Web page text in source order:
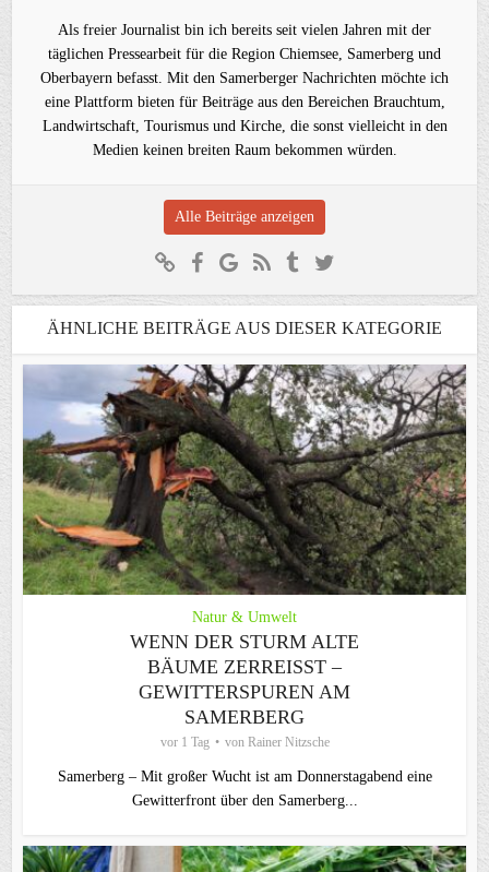
Als freier Journalist bin ich bereits seit vielen Jahren mit der
täglichen Pressearbeit für die Region Chiemsee, Samerberg und
Oberbayern befasst. Mit den Samerberger Nachrichten möchte ich
eine Plattform bieten für Beiträge aus den Bereichen Brauchtum,
Landwirtschaft, Tourismus und Kirche, die sonst vielleicht in den
Medien keinen breiten Raum bekommen würden.
Alle Beiträge anzeigen
ÄHNLICHE BEITRÄGE AUS DIESER KATEGORIE
Natur & Umwelt
WENN DER STURM ALTE
BÄUME ZERREISST – G
EWITTERSPUREN AM S
AMERBERG
vor 1 Tag von Rainer Nitzsche
Samerberg – Mit großer Wucht ist am Donnerstagabend eine
Gewitterfront über den Samerberg...